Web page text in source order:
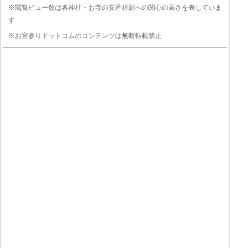
※閲覧ビュー数は各神社・お寺の安産祈願への関心の高さを表していま
す
※お宮参りドットコムのコンテンツは無断転載禁止